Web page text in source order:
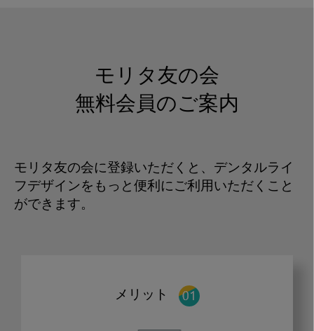
モリタ友の会
無料会員のご案内
モリタ友の会に登録いただくと、デンタルライ
フデザインをもっと便利にご利用いただくこと
ができます。
メリット